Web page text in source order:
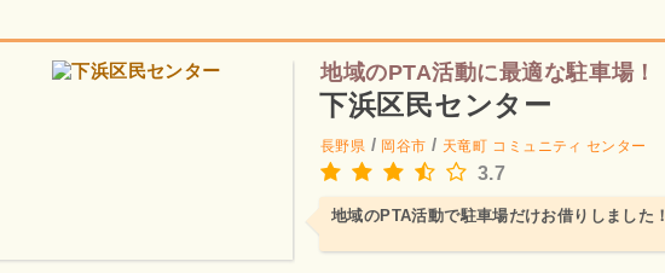
地域のPTA活動に最適な駐車場！
下浜区民センター
長野県 / 岡谷市 / 天竜町 コミュニティ センター
3.7
地域のPTA活動で駐車場だけお借りしました！